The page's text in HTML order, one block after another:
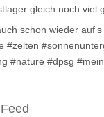
gleich noch viel
schon wieder
#zelten
#nature #dpsg